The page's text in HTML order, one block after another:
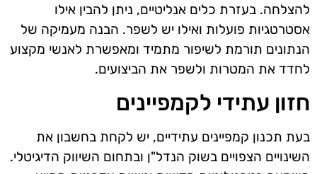
להצלחה. בעזרת כלים אנליטיים, ניתן להבין אילו
אסטרטגיות פועלות ואילו יש לשפר. הבנה מעמיקה של
הנתונים תורמת לשיפור מתמיד ומאפשרת לאנשי מקצוע
לחדד את המטרות ולשפר את הביצועים.
חזון עתידי לקמפיינים
בעת תכנון קמפיינים עתידיים, יש לקחת בחשבון את
השינויים הצפויים בשוק הנדל"ן ובתחום השיווק הדיגיטלי.